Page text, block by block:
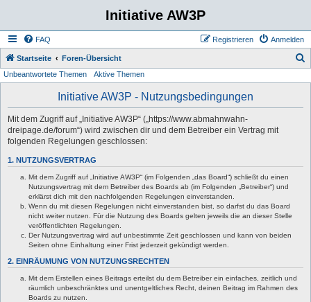
Initiative AW3P
FAQ Anmelden
Registrieren
Startseite Foren-Übersicht
Unbeantwortete Themen Aktive Themen
Initiative AW3P - Nutzungsbedingungen
Mit dem Zugriff auf „Initiative AW3P“ („https://www.abmahnwahn-
dreipage.de/forum“) wird zwischen dir und dem Betreiber ein Vertrag mit
folgenden Regelungen geschlossen:
1. NUTZUNGSVERTRAG
Mit dem Zugriff auf „Initiative AW3P“ (im Folgenden „das Board“) schließt du einen
Nutzungsvertrag mit dem Betreiber des Boards ab (im Folgenden „Betreiber“) und
erklärst dich mit den nachfolgenden Regelungen einverstanden.
Wenn du mit diesen Regelungen nicht einverstanden bist, so darfst du das Board
nicht weiter nutzen. Für die Nutzung des Boards gelten jeweils die an dieser Stelle
veröffentlichten Regelungen.
Der Nutzungsvertrag wird auf unbestimmte Zeit geschlossen und kann von beiden
Seiten ohne Einhaltung einer Frist jederzeit gekündigt werden.
2. EINRÄUMUNG VON NUTZUNGSRECHTEN
Mit dem Erstellen eines Beitrags erteilst du dem Betreiber ein einfaches, zeitlich und
räumlich unbeschränktes und unentgeltliches Recht, deinen Beitrag im Rahmen des
Boards zu nutzen.